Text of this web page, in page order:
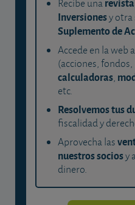
Recibe una
Inversionesy otra
Suplemento de
Accede en la web
(acciones, fondos,
calculadoras,
etc.
Resolvemos tus
fiscalidad y
Aprovecha las
nuestros sociosy
dinero.